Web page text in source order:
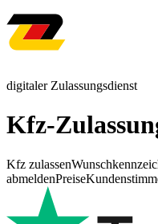
digitaler Zulassungsdienst
Kfz-
Kfz zulassen
abmeldenPreise